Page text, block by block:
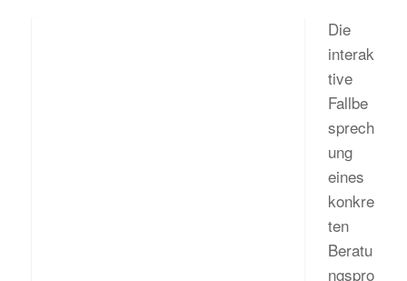
Die
interak
tive
Fallbe
sprech
ung
eines
konkre
ten
Beratu
ngspro